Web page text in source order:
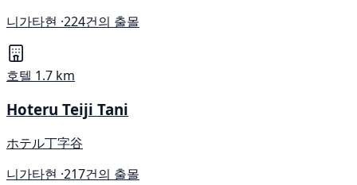
니가타현 ·224건의 출몰
호텔 1.7 km
Hoteru Teiji Tani
ホテル丁字谷
니가타현 ·217건의 출몰